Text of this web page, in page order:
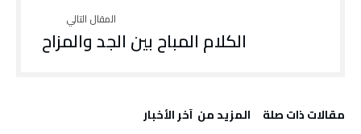
الكلام المباح بين الجد والمزاح
‫مقالات ذات صلة‬ ‫المزيد من ‬ آخر الأخبار